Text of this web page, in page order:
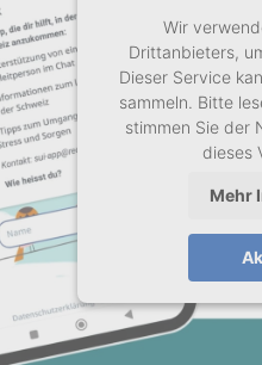
Wir
Drittanbieters,
Dieser Service
sammeln. Bitte
stimmen Sie der
dieses
Mehr